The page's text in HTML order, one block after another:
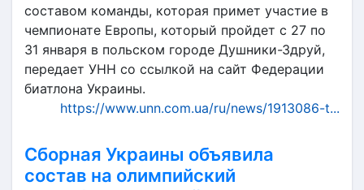
составом команды, которая примет участие в
чемпионате Европы, который пройдет с 27 по
31 января в польском городе Душники-Здруй,
передает УНН со ссылкой на сайт Федерации
биатлона Украины.
https://www.unn.com.ua/ru/news/1913086-t...
Сборная Украины объявила
состав на олимпийский